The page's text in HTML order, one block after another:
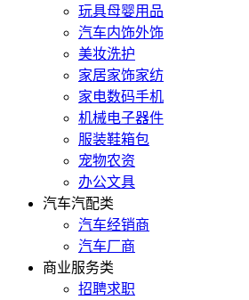
玩具母婴用品
汽车内饰外饰
美妆洗护
家居家饰家纺
家电数码手机
机械电子器件
服装鞋箱包
宠物农资
办公文具
汽车汽配类
汽车经销商
汽车厂商
商业服务类
招聘求职